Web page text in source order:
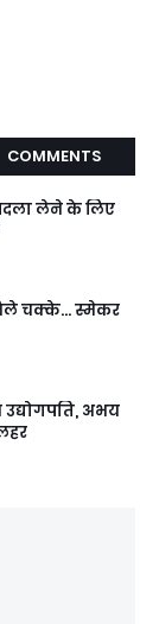
COMMENTS
बदला लेने के लिए
चक्के... स्मेकर
अभय